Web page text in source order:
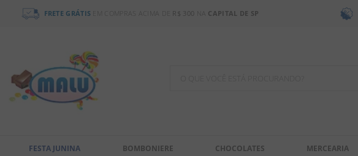
FRETE GRÁTIS EM COMPRAS ACIMA DE R$ 300 CAPITAL DE SP
FESTA JUNINA BOMBONIERE CHOCOLATES MERCEARIA
TERMOS MAIS BUSCADOS
2º